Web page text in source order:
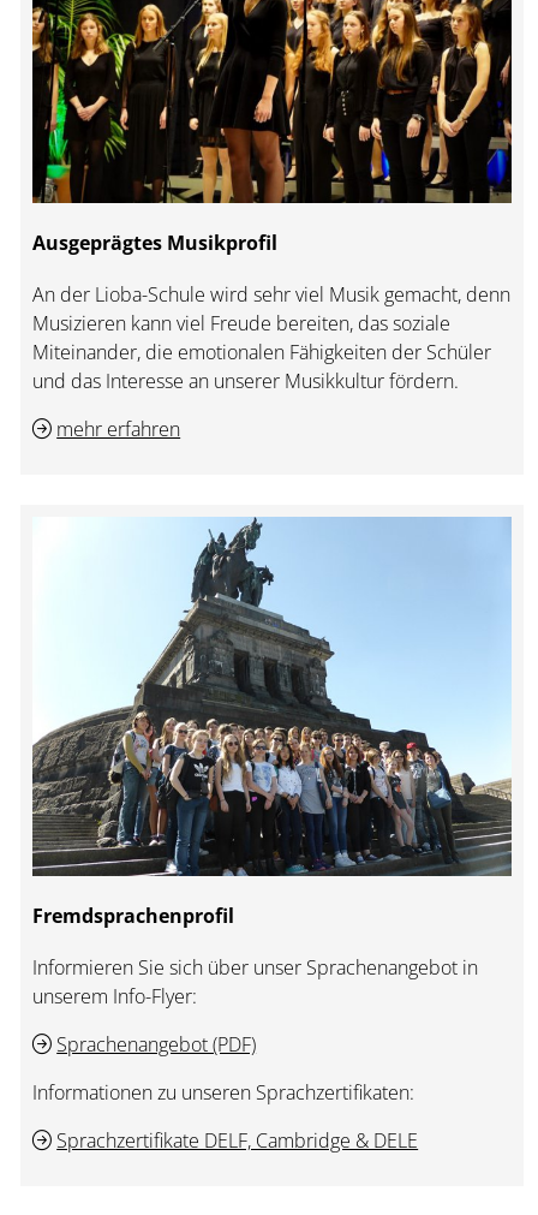
Ausgeprägtes Musikprofil
An der Lioba-Schule wird sehr viel Musik gemacht, denn
Musizieren kann viel Freude bereiten, das soziale
Miteinander, die emotionalen Fähigkeiten der Schüler
und das Interesse an unserer Musikkultur fördern.
mehr erfahren
Fremdsprachenprofil
Informieren Sie sich über unser Sprachenangebot in
unserem Info-Flyer:
Sprachenangebot (PDF)
Informationen zu unseren Sprachzertifikaten:
Sprachzertifikate DELF, Cambridge & DELE